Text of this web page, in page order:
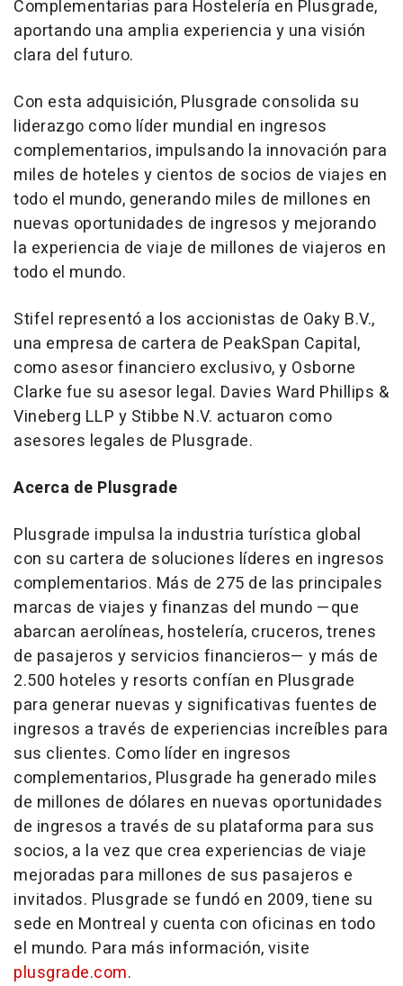
Complementarias para Hostelería en Plusgrade,
aportando una amplia experiencia y una visión
clara del futuro.
Con esta adquisición, Plusgrade consolida su
liderazgo como líder mundial en ingresos
complementarios, impulsando la innovación para
miles de hoteles y cientos de socios de viajes en
todo el mundo, generando miles de millones en
nuevas oportunidades de ingresos y mejorando
la experiencia de viaje de millones de viajeros en
todo el mundo.
Stifel representó a los accionistas de Oaky B.V.,
una empresa de cartera de PeakSpan Capital,
como asesor financiero exclusivo, y Osborne
Clarke fue su asesor legal. Davies Ward Phillips &
Vineberg LLP y Stibbe N.V. actuaron como
asesores legales de Plusgrade.
Acerca de Plusgrade
Plusgrade impulsa la industria turística global
con su cartera de soluciones líderes en ingresos
complementarios. Más de 275 de las principales
marcas de viajes y finanzas del mundo —que
abarcan aerolíneas, hostelería, cruceros, trenes
de pasajeros y servicios financieros— y más de
2.500 hoteles y resorts confían en Plusgrade
para generar nuevas y significativas fuentes de
ingresos a través de experiencias increíbles para
sus clientes. Como líder en ingresos
complementarios, Plusgrade ha generado miles
de millones de dólares en nuevas oportunidades
de ingresos a través de su plataforma para sus
socios, a la vez que crea experiencias de viaje
mejoradas para millones de sus pasajeros e
invitados. Plusgrade se fundó en 2009, tiene su
sede en Montreal y cuenta con oficinas en todo
el mundo. Para más información, visite
plusgrade.com.